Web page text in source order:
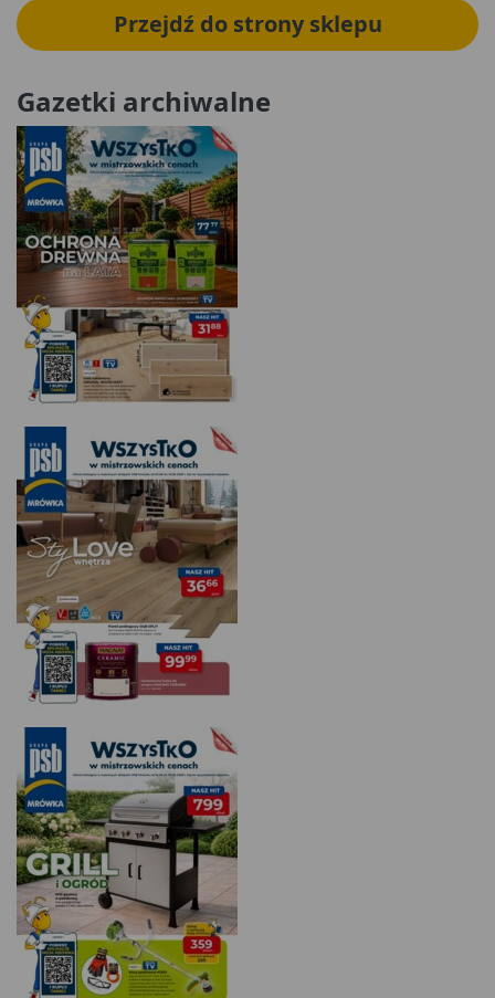
Przejdź do strony sklepu
Gazetki archiwalne